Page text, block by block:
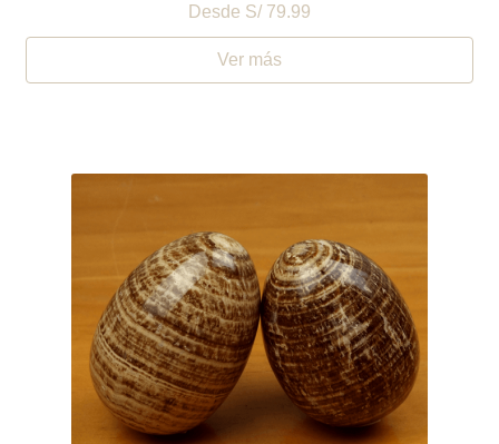
Desde S/ 79.99
Ver más